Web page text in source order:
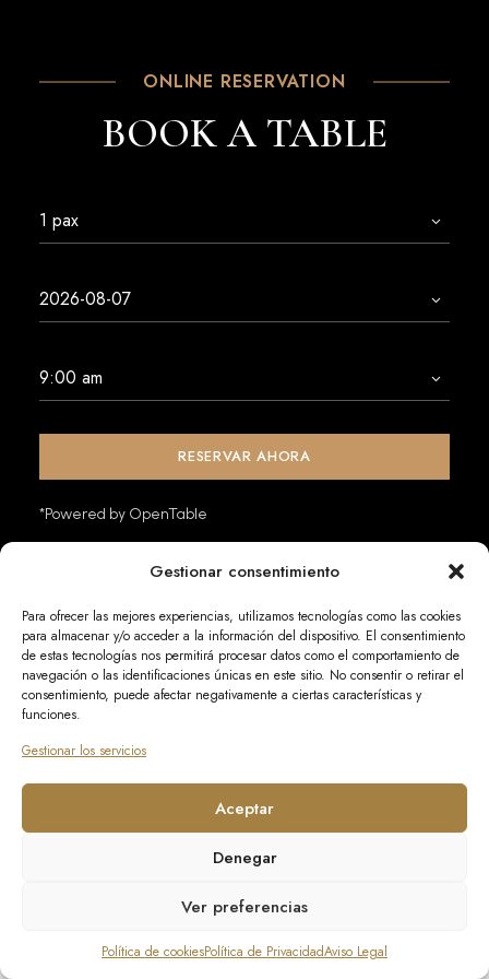
Gestionar consentimiento
Para ofrecer las mejores experiencias, utilizamos tecnologías como las cookies
para almacenar y/o acceder a la información del dispositivo. El consentimiento
de estas tecnologías nos permitirá procesar datos como el comportamiento de
navegación o las identificaciones únicas en este sitio. No consentir o retirar el
consentimiento, puede afectar negativamente a ciertas características y
funciones.
Gestionar los servicios
Aceptar
Denegar
Ver preferencias
Política de cookiesPolítica de PrivacidadAviso Legal
ONLINE RESERVATION
BOOK A TABLE
RESERVAR AHORA
*Powered by OpenTable